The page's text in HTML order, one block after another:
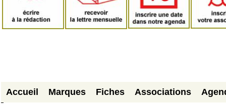
Accueil Marques Fiches Associations